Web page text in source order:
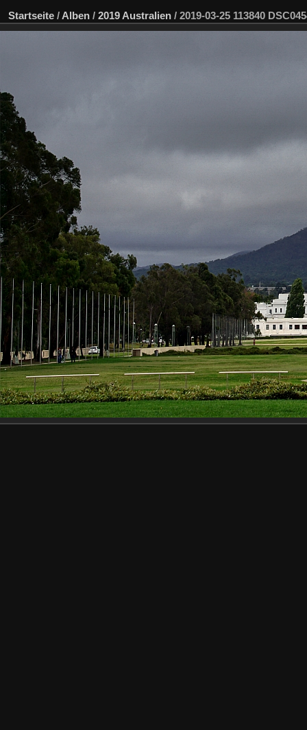
Startseite / Alben / 2019 Australien / 2019-03-25 113840